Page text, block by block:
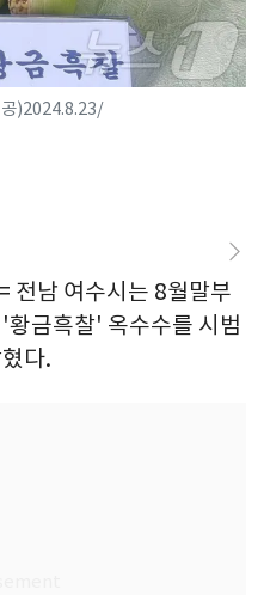
공)2024.8.23/
전남 여수시는 8월말부
황금흑찰' 옥수수를 시범
다.